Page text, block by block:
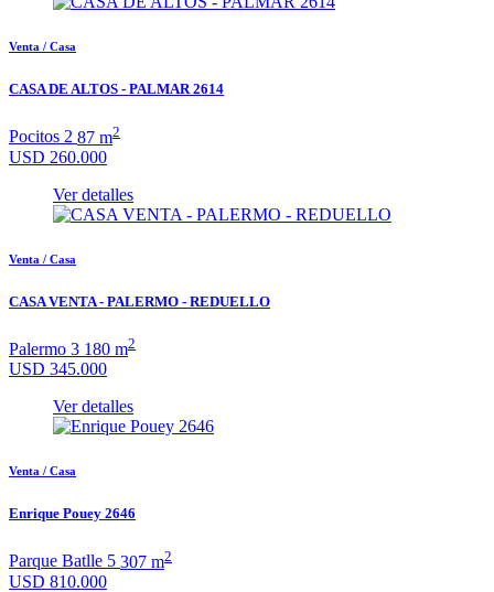
Venta / Casa
CASA DE ALTOS - PALMAR 2614
Pocitos 2 87 m2
USD 260.000
Ver detalles
Venta / Casa
CASA VENTA - PALERMO - REDUELLO
Palermo 3 180 m2
USD 345.000
Ver detalles
Venta / Casa
Enrique Pouey 2646
Parque Batlle 5 307 m2
USD 810.000